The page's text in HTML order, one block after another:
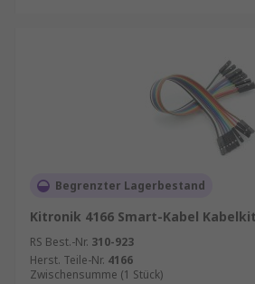
Begrenzter Lagerbestand
Kitronik 4166 Smart-Kabel Kabelkit
RS Best.-Nr. 310-923
Herst. Teile-Nr. 4166
Zwischensumme (1 Stück)